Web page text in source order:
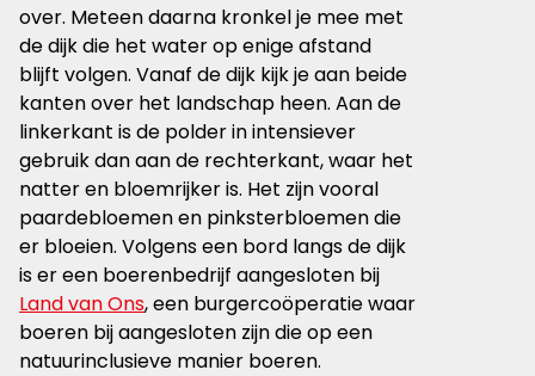
over. Meteen daarna kronkel je mee met
de dijk die het water op enige afstand
blijft volgen. Vanaf de dijk kijk je aan beide
kanten over het landschap heen. Aan de
linkerkant is de polder in intensiever
gebruik dan aan de rechterkant, waar het
natter en bloemrijker is. Het zijn vooral
paardebloemen en pinksterbloemen die
er bloeien. Volgens een bord langs de dijk
is er een boerenbedrijf aangesloten bij
Land van Ons, een burgercoöperatie waar
boeren bij aangesloten zijn die op een
natuurinclusieve manier boeren.